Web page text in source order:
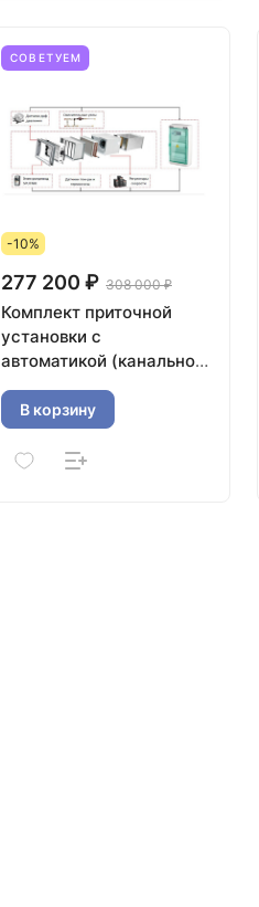
СОВЕТУЕМ
-10%
277 200 ₽ 308 000 ₽
Комплект приточной
установки с
автоматикой (канальное
В корзину